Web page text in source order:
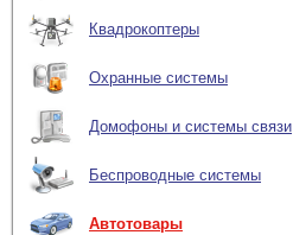
Квадрокоптеры
Охранные системы
Домофоны и системы связи
Беспроводные системы
Автотовары